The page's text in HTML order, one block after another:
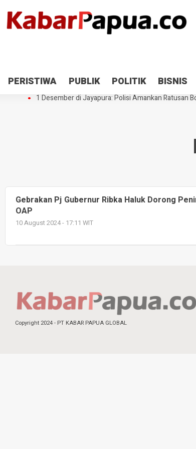
PERISTIWA PUBLIK POLITIK BISNIS
Antisipasi 1 Desember, TNI Polri Patroli 2×24 jam di
Gedung Perpustakaan SMPN 5 Sentani Terbakar
1 Desember di Jayapura: Polisi Amankan Ratusan
Gebrakan Pj Gubernur Ribka Haluk Dorong
OAP
10 August 2024 - 17:11 WIT
Copyright 2024 - PT KABAR PAPUA GLOBAL